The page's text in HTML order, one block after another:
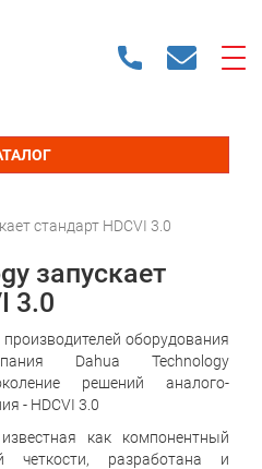
стандарт HDCVI 3.0
запускает
3.0
оборудования
Dahua Technology
решений аналого-
- HDCVI 3.0
как компонентный
четкости, разработана и